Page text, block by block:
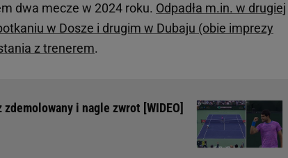
dwa mecze w 2024 roku. Odpadła m.in. w drugiej
w Dosze i drugim w Dubaju (obie imprezy
z trenerem.
i nagle zwrot [WIDEO]